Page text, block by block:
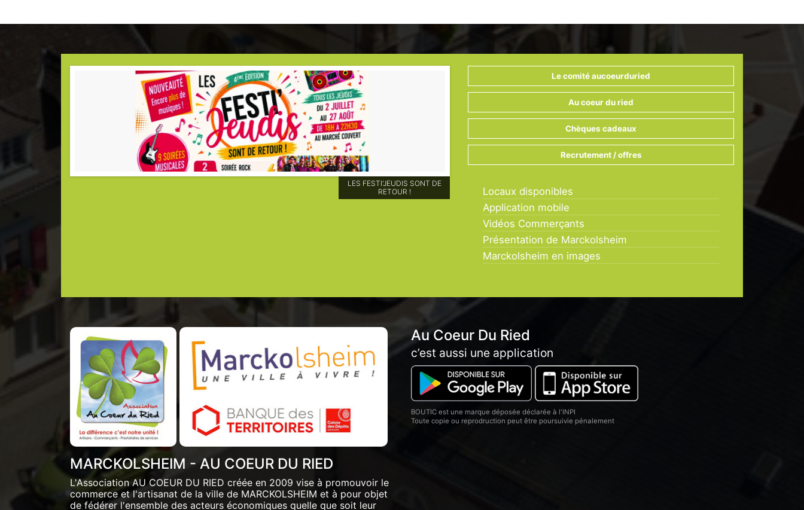
LES FESTI'JEUDIS SONT DE
RETOUR !
Le comité aucoeurduried
Au coeur du ried
Chèques cadeaux
Recrutement / offres
Locaux disponibles
Application mobile
Vidéos Commerçants
Présentation de Marckolsheim
Marckolsheim en images
MARCKOLSHEIM - AU COEUR DU RIED
L'Association AU COEUR DU RIED créée en 2009 vise à promouvoir le
commerce et l'artisanat de la ville de MARCKOLSHEIM et à pour objet
de fédérer l'ensemble des acteurs économiques quelle que soit leur
Au Coeur Du Ried
c’est aussi une application
BOUTIC est une marque déposée déclarée à l'INPI
Toute copie ou reprodruction peut être poursuivie pénalement